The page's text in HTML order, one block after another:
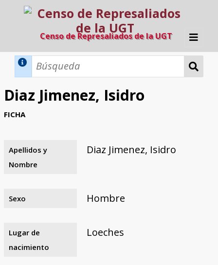
Censo de Represaliados de la UGT
Inicio
Búsqueda Dinámica
Búsqueda Avanzada
Filtros A-Z
Razones y objetivos
El equipo
Colaboradores
Fuentes documentales
Diaz Jimenez, Isidro
FICHA
Apellidos y
Nombre
Diaz Jimenez, Isidro
Sexo Hombre
Lugar de
nacimiento
Loeches